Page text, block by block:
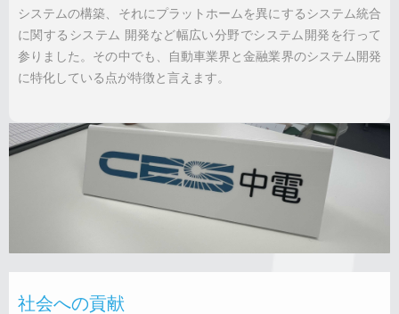
社会への貢献
システムの構築、それにプラットホームを異にするシステム統合
に関するシステム 開発など幅広い分野でシステム開発を行って
参りました。その中でも、自動車業界と金融業界のシステム開発
に特化している点が特徴と言えます。